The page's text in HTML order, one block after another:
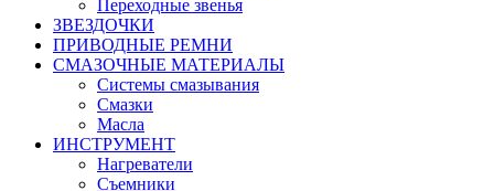
Переходные звенья
ЗВЕЗДОЧКИ
ПРИВОДНЫЕ РЕМНИ
СМАЗОЧНЫЕ МАТЕРИАЛЫ
Системы смазывания
Смазки
Масла
ИНСТРУМЕНТ
Нагреватели
Съемники